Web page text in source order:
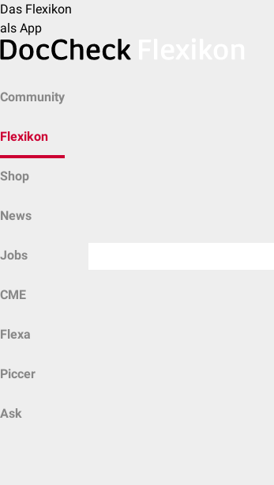
Das Flexikon
als App
Community
Flexikon
Shop
News
Jobs
CME
Flexa
Piccer
Ask